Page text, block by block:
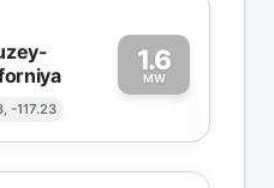
-117.23
1.6
MW1